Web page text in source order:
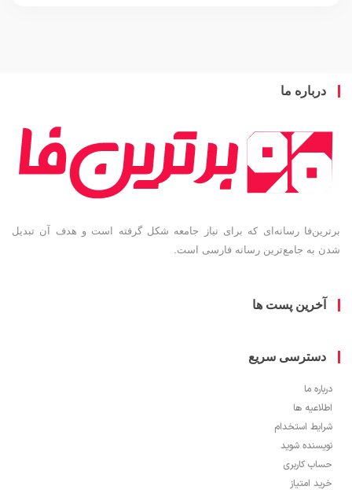
ما
رسانه‌ای که برای نیاز جامعه شکل گرفته است و هدف آن تبدیل
جامع‌ترین رسانه فارسی است.
پست ها
سریع
ها
استخدام
شوید
کاربری
امتیاز